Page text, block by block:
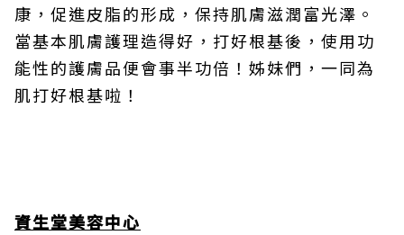
康，促進皮脂的形成，保持肌膚滋潤富光澤。
當基本肌膚護理造得好，打好根基後，使用功
能性的護膚品便會事半功倍！姊妹們，一同為
肌打好根基啦！
資生堂美容中心